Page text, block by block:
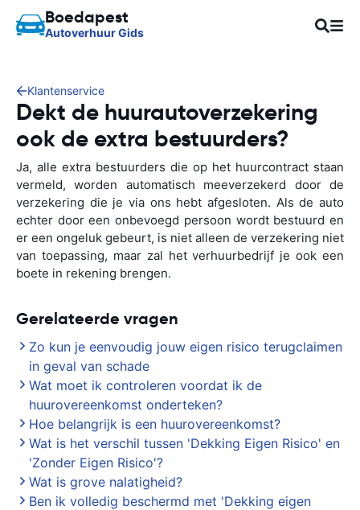
Boedapest
Autoverhuur Gids
Klantenservice
Dekt de huurautoverzekering
ook de extra bestuurders?
Ja, alle extra bestuurders die op het huurcontract staan
vermeld, worden automatisch meeverzekerd door de
verzekering die je via ons hebt afgesloten. Als de auto
echter door een onbevoegd persoon wordt bestuurd en
er een ongeluk gebeurt, is niet alleen de verzekering niet
van toepassing, maar zal het verhuurbedrijf je ook een
boete in rekening brengen.
Gerelateerde vragen
Zo kun je eenvoudig jouw eigen risico terugclaimen
in geval van schade
Wat moet ik controleren voordat ik de
huurovereenkomst onderteken?
Hoe belangrijk is een huurovereenkomst?
Wat is het verschil tussen 'Dekking Eigen Risico' en
'Zonder Eigen Risico'?
Wat is grove nalatigheid?
Ben ik volledig beschermd met 'Dekking eigen